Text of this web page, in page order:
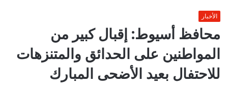
الأخبار
محافظ أسيوط: إقبال كبير من
المواطنين على الحدائق والمتنزهات
للاحتفال بعيد الأضحى المبارك